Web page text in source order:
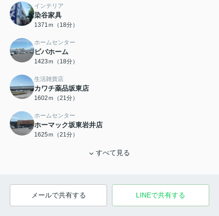
インテリア
染谷家具
1371ｍ（18分）
ホームセンター
ビバホーム
1423ｍ（18分）
生活雑貨店
カワチ薬品坂東店
1602ｍ（21分）
ホームセンター
ホーマック坂東岩井店
1625ｍ（21分）
すべて見る
メールで共有する LINEで共有する